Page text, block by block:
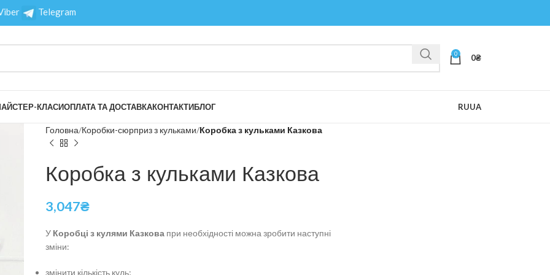
Telegram
0 0₴
КЛАСИОПЛАТА ТА ДОСТАВКАКОНТАКТИБЛОГ RUUA
Головна Коробки-сюрприз з кульками Коробка з кульками Казкова
Коробка з кульками Казкова
3,047₴
У Коробці з кулями Казкова при необхідності можна зробити наступні
зміни:
змінити кількість куль;